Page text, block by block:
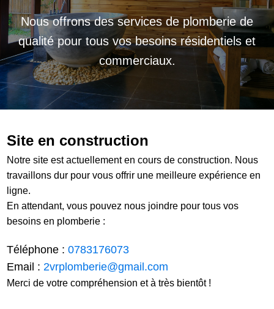
Nous offrons des services de plomberie de
qualité pour tous vos besoins résidentiels et
commerciaux.
Site en construction
Notre site est actuellement en cours de construction. Nous
travaillons dur pour vous offrir une meilleure expérience en
ligne.
En attendant, vous pouvez nous joindre pour tous vos
besoins en plomberie :
Téléphone :0783176073
Email : 2vrplomberie@gmail.com
Merci de votre compréhension et à très bientôt !